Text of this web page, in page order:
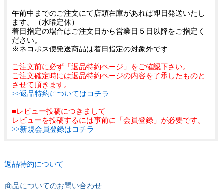
午前中までのご注文にて店頭在庫があれば即日発送いたし
ます。（水曜定休）
着日指定の場合はご注文日から営業日５日以降をご指定く
ださい。
※ネコポス便発送商品は着日指定の対象外です
ご注文前に必ず「返品特約ページ」をご確認下さい。
ご注文確定時には返品特約ページの内容を了承したものと
させて頂きます。
>>返品特約についてはコチラ
■レビュー投稿につきまして
レビューを投稿するには事前に「会員登録」が必要です。
>>新規会員登録はコチラ
返品特約について
商品についてのお問い合わせ